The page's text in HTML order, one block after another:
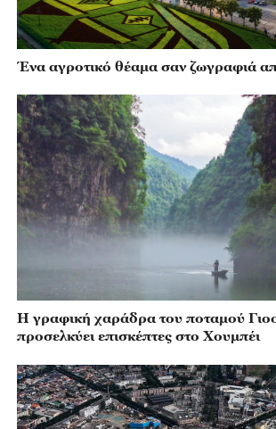
Ένα αγροτικό θέαμα σαν ζωγραφιά
Η γραφική χαράδρα του ποταμού
προσελκύει επισκέπτες στο Χουμπέι